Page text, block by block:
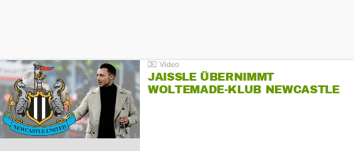
JAISSLE ÜBERNIMMT
WOLTEMADE-KLUB NEWCASTLE